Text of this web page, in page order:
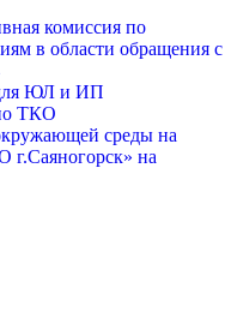
комиссия по
в области обращения с
ЮЛ и ИП
ТКО
среды на
г.Саяногорск» на